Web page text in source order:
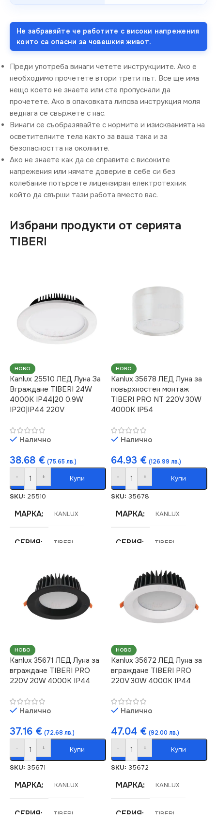
Не забравяйте че работите с високи напрежения
които са опасни за човешкия живот.
Преди употреба винаги четете инструкциите. Ако е
необходимо прочетете втори трети път. Все ще има
нещо което не знаете или сте пропуснали да
прочетете. Ако в опаковката липсва инструкция моля
веднага се свържете с нас.
Винаги се съобразявайте с нормите и изискванията на
осветителните тела както за ваша така и за
безопасността на околните.
Ако не знаете как да се справите с високите
напрежения или нямате доверие в себе си без
колебание потърсете лицензиран електротехник
който да свърши тази работа вместо вас.
Избрани продукти от серията
TIBERI
НОВО
Kanlux 25510 ЛЕД Луна За
Вграждане TIBERI 24W
4000K IP44|20 0.9W
IP20|IP44 220V
Налично
38.68 € (75.65 лв.)
- + Купи
SKU: 25510
МАРКА KANLUX
СЕРИЯ TIBERI
НАПРЕЖЕНИЕ (V)
220V
СТЕПЕН НА ЗАЩИТА
IP20, IP44
СВЕТЛИНЕН ПОТОК
(LM)
2400
МОЩНОСТ (W) 0.9
ДИМИРАНЕ
НОВО
Kanlux 35678 ЛЕД Луна за
повърхностен монтаж
TIBERI PRO NT 220V 30W
4000K IP54
Налично
64.93 € (126.99 лв.)
- + Купи
SKU: 35678
МАРКА KANLUX
СЕРИЯ TIBERI
ЦВЕТНА
ТЕМПЕРАТУРА (K)
4000
IP54
НАПРЕЖЕНИЕ (V)
220V
МОЩНОСТ (W) 30
СВЕТЛИНЕН ПОТОК
НОВО
Kanlux 35671 ЛЕД Луна за
вграждане TIBERI PRO
220V 20W 4000K IP44
Налично
37.16 € (72.68 лв.)
- + Купи
SKU: 35671
МАРКА KANLUX
СЕРИЯ TIBERI
НОВО
Kanlux 35672 ЛЕД Луна за
вграждане TIBERI PRO
220V 30W 4000K IP44
Налично
47.04 € (92.00 лв.)
- + Купи
SKU: 35672
МАРКА KANLUX
СЕРИЯ TIBERI